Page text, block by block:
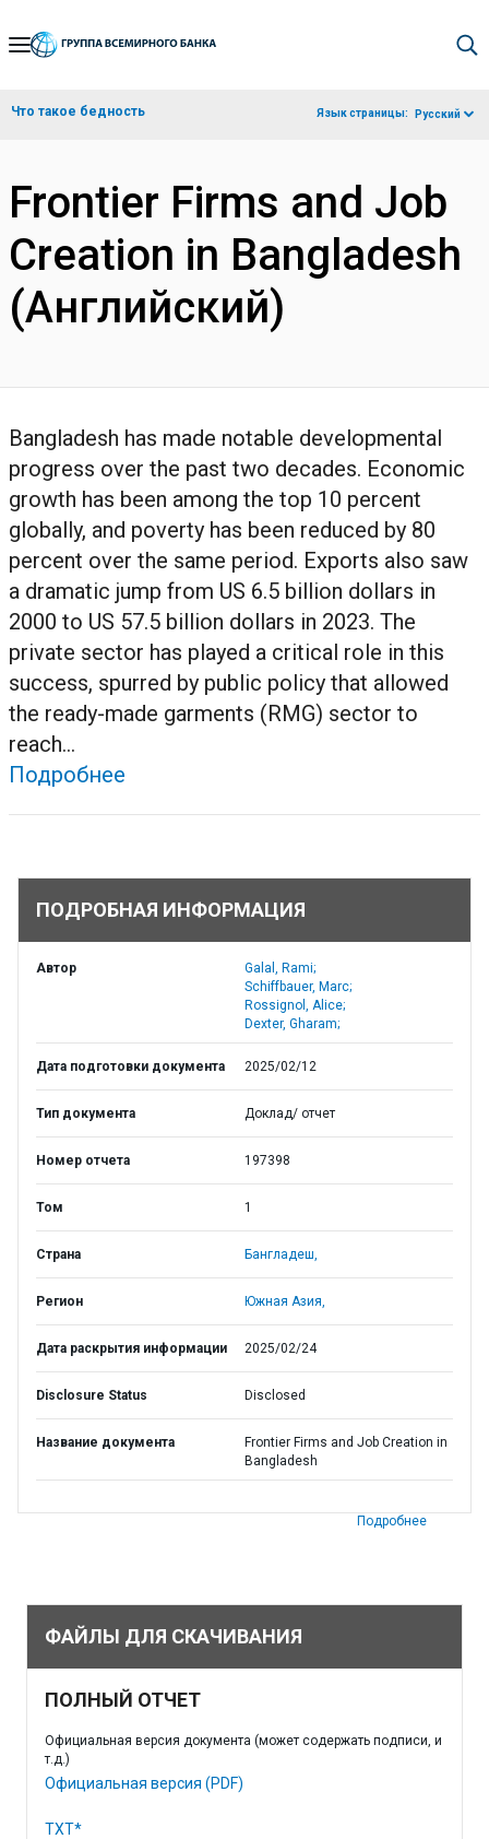
Skip
Navigation
Что такое бедность Язык страницы: Русский
Frontier Firms and Job
Creation in Bangladesh
(Английский)
Bangladesh has made notable developmental
progress over the past two decades. Economic
growth has been among the top 10 percent
globally, and poverty has been reduced by 80
percent over the same period. Exports also saw
a dramatic jump from US 6.5 billion dollars in
2000 to US 57.5 billion dollars in 2023. The
private sector has played a critical role in this
success, spurred by public policy that allowed
the ready-made garments (RMG) sector to
reach...
Подробнее
ПОДРОБНАЯ ИНФОРМАЦИЯ
Автор
Galal, Rami;
Schiffbauer, Marc;
Rossignol, Alice;
Dexter, Gharam;
Дата подготовки документа 2025/02/12
Тип документа Доклад/ отчет
Номер отчета 197398
Том 1
Страна Бангладеш,
Регион Южная Азия,
Дата раскрытия информации 2025/02/24
Disclosure Status Disclosed
Название документа
Frontier Firms and Job Creation in
Bangladesh
Подробнее
ФАЙЛЫ ДЛЯ СКАЧИВАНИЯ
ПОЛНЫЙ ОТЧЕТ
Официальная версия документа (может содержать подписи, и
т.д.)
Официальная версия (PDF)
TXT*